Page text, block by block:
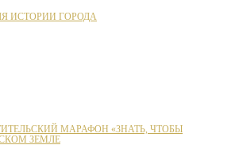
ИСТОРИИ ГОРОДА
МАРАФОН «ЗНАТЬ, ЧТОБЫ
ЗЕМЛЕ